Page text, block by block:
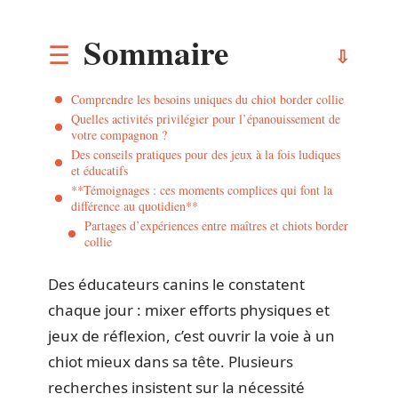
Sommaire
Comprendre les besoins uniques du chiot border collie
Quelles activités privilégier pour l’épanouissement de
votre compagnon ?
Des conseils pratiques pour des jeux à la fois ludiques
et éducatifs
**Témoignages : ces moments complices qui font la
différence au quotidien**
Partages d’expériences entre maîtres et chiots border
collie
Des éducateurs canins le constatent
chaque jour : mixer efforts physiques et
jeux de réflexion, c’est ouvrir la voie à un
chiot mieux dans sa tête. Plusieurs
recherches insistent sur la nécessité